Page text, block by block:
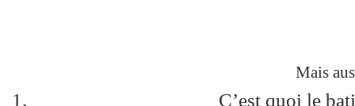
Mais
C’est quoi le